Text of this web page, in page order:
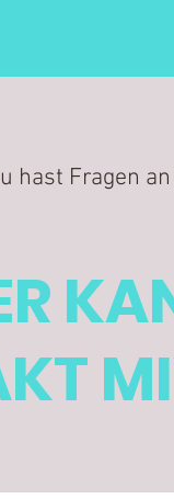
hast Fragen